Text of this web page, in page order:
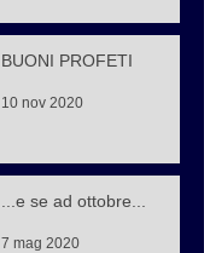
BUONI PROFETI
10 nov 2020
...e se ad ottobre...
7 mag 2020